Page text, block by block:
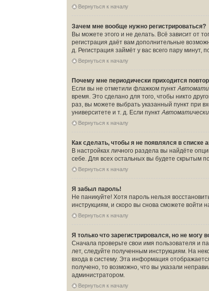
Вернуться к началу
Зачем мне вообще нужно регистрироваться?
Вы можете этого и не делать. Всё зависит от
регистрация даёт вам дополнительные
д. Регистрация займёт у вас всего пару минут,
Вернуться к началу
Почему мне периодически приходится
Если вы не отметили флажком пункт
время. Это сделано для того, чтобы никто
раз, вы можете выбрать указанный пункт при
университете и т. д. Если пункт
Вернуться к началу
Как сделать, чтобы я не появлялся в списке
В настройках личного раздела вы найдёте
себе. Для всех остальных вы будете скрытым
Вернуться к началу
Я забыл пароль!
Не паникуйте! Хотя пароль нельзя
инструкциям, и скоро вы снова сможете войти
Вернуться к началу
Я только что зарегистрировался, но не могу
Сначала проверьте свои имя пользователя и
лет, следуйте полученным инструкциям. На
входа в систему. Эта информация
получено, то возможно, что вы указали
администратором.
Вернуться к началу